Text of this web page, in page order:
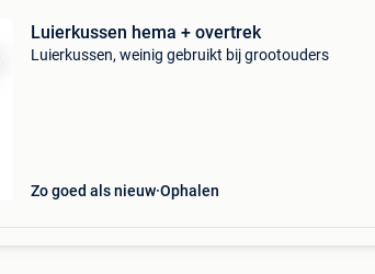
Luierkussen hema + overtrek
Luierkussen, weinig gebruikt bij grootouders
Zo goed als nieuw Ophalen